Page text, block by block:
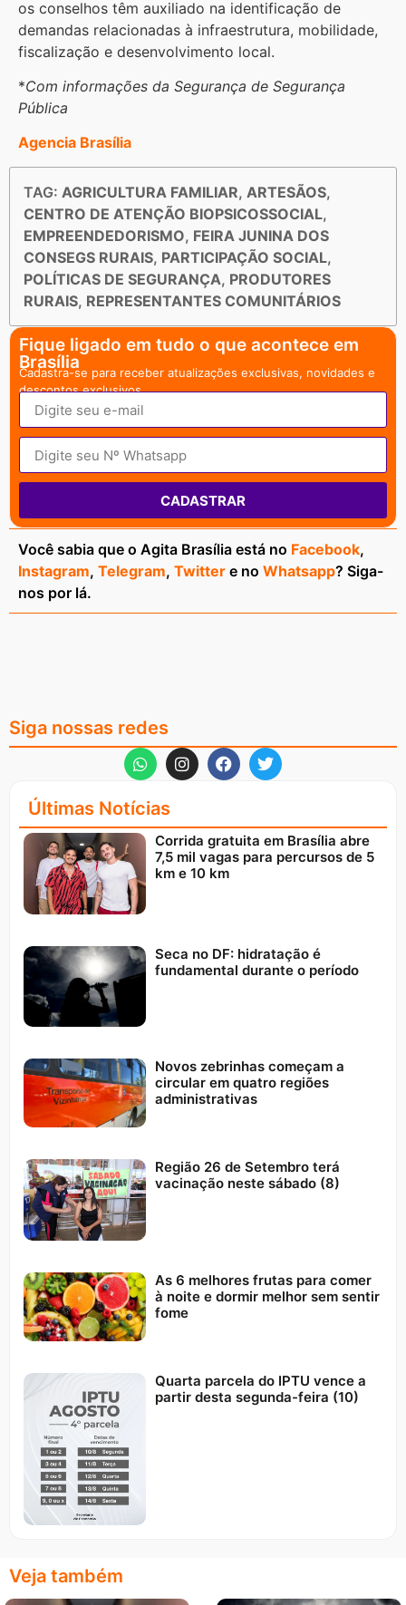
os conselhos têm auxiliado na identificação de
demandas relacionadas à infraestrutura, mobilidade,
fiscalização e desenvolvimento local.
*Com informações da Segurança de Segurança
Pública
Agencia Brasília
TAG: AGRICULTURA FAMILIAR, ARTESÃOS,
CENTRO DE ATENÇÃO BIOPSICOSSOCIAL,
EMPREENDEDORISMO, FEIRA JUNINA DOS
CONSEGS RURAIS, PARTICIPAÇÃO SOCIAL,
POLÍTICAS DE SEGURANÇA, PRODUTORES
RURAIS, REPRESENTANTES COMUNITÁRIOS
Fique ligado em tudo o que acontece em
Brasília
Cadastra-se para receber atualizações exclusivas, novidades e
descontos exclusivos.
CADASTRAR
Você sabia que o Agita Brasília está no Facebook,
Instagram, Telegram, Twitter e no Whatsapp? Siga-
nos por lá.
Siga nossas redes
Últimas Notícias
Corrida gratuita em Brasília abre
7,5 mil vagas para percursos de 5
km e 10 km
Seca no DF: hidratação é
fundamental durante o período
Novos zebrinhas começam a
circular em quatro regiões
administrativas
Região 26 de Setembro terá
vacinação neste sábado (8)
As 6 melhores frutas para comer
à noite e dormir melhor sem sentir
fome
Quarta parcela do IPTU vence a
partir desta segunda-feira (10)
Veja também